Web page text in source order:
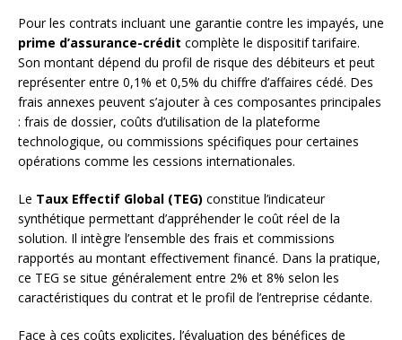
Pour les contrats incluant une garantie contre les impayés, une
prime d’assurance-crédit complète le dispositif tarifaire.
Son montant dépend du profil de risque des débiteurs et peut
représenter entre 0,1% et 0,5% du chiffre d’affaires cédé. Des
frais annexes peuvent s’ajouter à ces composantes principales
: frais de dossier, coûts d’utilisation de la plateforme
technologique, ou commissions spécifiques pour certaines
opérations comme les cessions internationales.
Le Taux Effectif Global (TEG) constitue l’indicateur
synthétique permettant d’appréhender le coût réel de la
solution. Il intègre l’ensemble des frais et commissions
rapportés au montant effectivement financé. Dans la pratique,
ce TEG se situe généralement entre 2% et 8% selon les
caractéristiques du contrat et le profil de l’entreprise cédante.
Face à ces coûts explicites, l’évaluation des bénéfices de